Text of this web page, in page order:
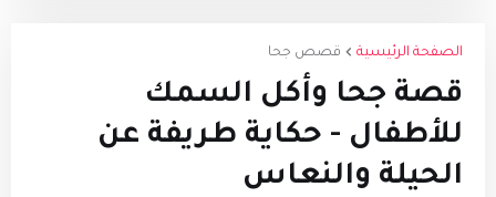
الصفحة الرئيسية قصص جحا
قصة جحا وأكل السمك
للأطفال - حكاية طريفة عن
الحيلة والنعاس